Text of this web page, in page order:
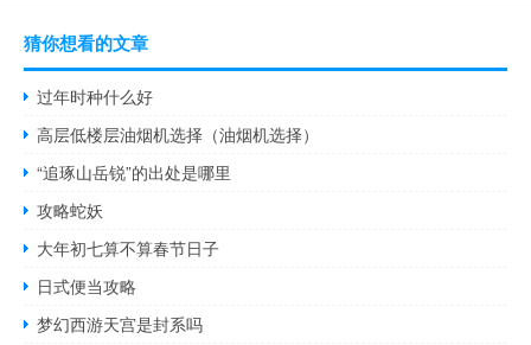
猜你想看的文章
过年时种什么好
高层低楼层油烟机选择（油烟机选择）
“追琢山岳锐”的出处是哪里
攻略蛇妖
大年初七算不算春节日子
日式便当攻略
梦幻西游天宫是封系吗